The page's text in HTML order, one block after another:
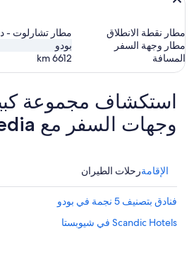
مطار نقطة الانطلاق
مطار تشارلوت -
مطار وجهة السفر
بودو
المسافة
6612
km
استكشاف مجموعة
وجهات السفر مع Expedia
الإقامةرحلات الطيران
فنادق بتصنيف 5 نجمة في بودو
Scandic Hotels في شيوبستا